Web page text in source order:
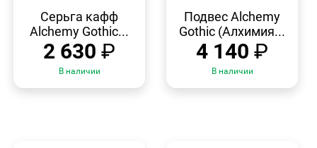
ПРОСМОТР
Серьга кафф
Alchemy Gothic...
2 630 ₽
В наличии
ПРОСМОТР
Подвес Alchemy
Gothic (Алхимия...
4 140 ₽
В наличии